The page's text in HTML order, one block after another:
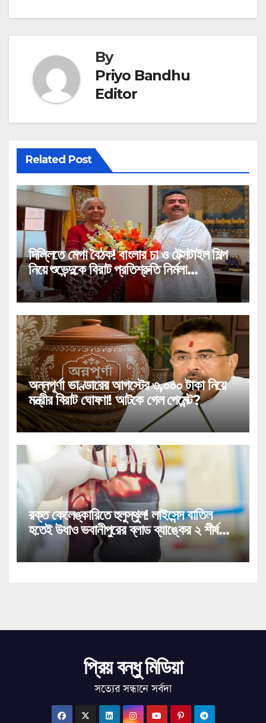
By
Priyo Bandhu
Editor
Related Post
দিল্লিতে মেগা বৈঠক! বাংলার চা ও টেক্সটাইল শিল্প
নিয়ে শুভেন্দুকে বিরাট প্রতিশ্রুতি নির্মলা
সীতারামণের!
অন্নপূর্ণা ভাণ্ডারের আগস্টের ৩,০০০ টাকা নিয়ে
মন্ত্রীর বিরাট ঘোষণা! আটকে গেল পেমেন্ট?
রক্ত কেলেঙ্কারিতে হুলুস্থুল! লাইসেন্স বাতিল
হতেই উধাও ভবানীপুরের ব্লাড ব্যাঙ্কের ২ শীর্ষ
কর্তা!
প্রিয় বন্ধু মিডিয়া
সত্যের সন্ধানে সর্বদা